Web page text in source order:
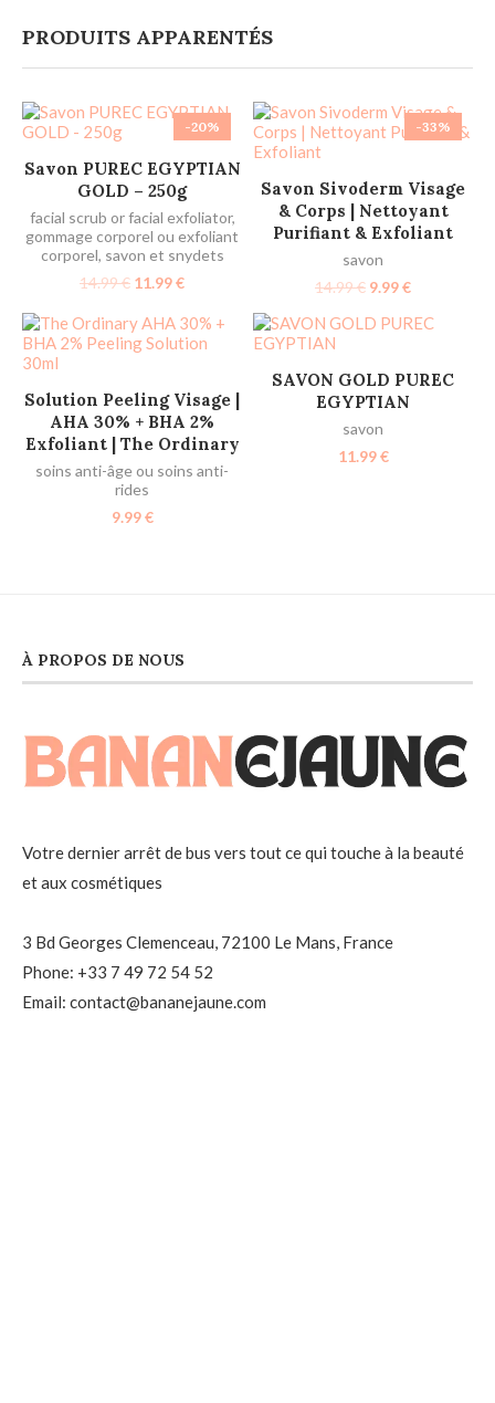
PRODUITS APPARENTÉS
-20%
AJOUTER AU PANIER
Savon PUREC EGYPTIAN
GOLD – 250g
facial scrub or facial exfoliator,
gommage corporel ou exfoliant
corporel, savon et snydets
14.99€ 11.99€
-33%
AJOUTER AU PANIER
Savon Sivoderm Visage
& Corps | Nettoyant
Purifiant & Exfoliant
savon
14.99€ 9.99€
AJOUTER AU PANIER
Solution Peeling Visage |
AHA 30% + BHA 2%
Exfoliant | The Ordinary
soins anti-âge ou soins anti-
rides
9.99€
AJOUTER AU PANIER
SAVON GOLD PUREC
EGYPTIAN
savon
11.99€
À PROPOS DE NOUS
Votre dernier arrêt de bus vers tout ce qui touche à la beauté
et aux cosmétiques
3 Bd Georges Clemenceau, 72100 Le Mans, France
Phone: +33 7 49 72 54 52
Email: contact@bananejaune.com